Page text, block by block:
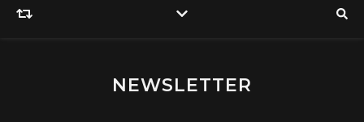
NEWSLETTER